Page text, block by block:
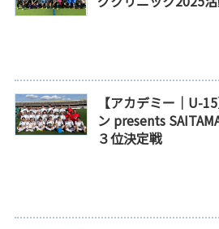
【アカデミー｜U-
ン presents
３位決定戦